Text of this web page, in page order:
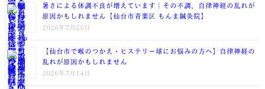
暑さによる体調不良が増えています｜その不調、自律神経の乱れが
原因かもしれません【仙台市青葉区 もんま鍼灸院】
2026年7月25日
【仙台市で喉のつかえ・ヒステリー球にお悩みの方へ】自律神経の
乱れが原因かもしれません
2026年7月14日